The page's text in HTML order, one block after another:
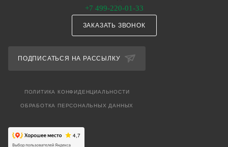
+7 499-220-01-33
ЗАКАЗАТЬ ЗВОНОК
ПОДПИСАТЬСЯ НА РАССЫЛКУ
ПОЛИТИКА КОНФИДЕНЦИАЛЬНОСТИ
ОБРАБОТКА ПЕРСОНАЛЬНЫХ ДАННЫХ